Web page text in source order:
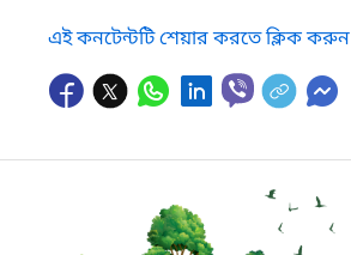
এই কনটেন্টটি শেয়ার করতে ক্লিক করুন